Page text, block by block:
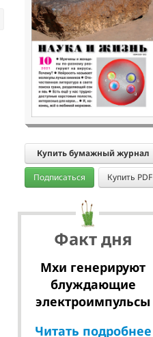
Купить бумажный журнал
Подписаться Купить PDF
Факт дня
Мхи генерируют
блуждающие
электроимпульсы
Читать подробнее